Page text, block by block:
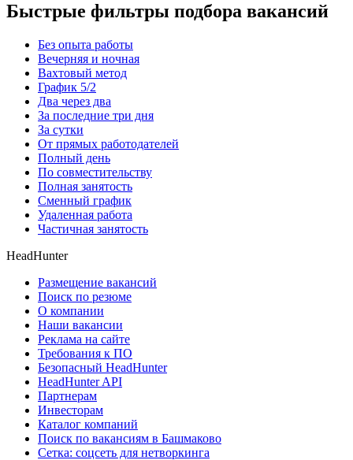
Быстрые фильтры подбора вакансий
Без опыта работы
Вечерняя и ночная
Вахтовый метод
График 5/2
Два через два
За последние три дня
За сутки
От прямых работодателей
Полный день
По совместительству
Полная занятость
Сменный график
Удаленная работа
Частичная занятость
HeadHunter
Размещение вакансий
Поиск по резюме
О компании
Наши вакансии
Реклама на сайте
Требования к ПО
Безопасный HeadHunter
HeadHunter API
Партнерам
Инвесторам
Каталог компаний
Поиск по вакансиям в Башмаково
Сетка: соцсеть для нетворкинга